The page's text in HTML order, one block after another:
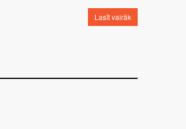
Lasīt vairāk